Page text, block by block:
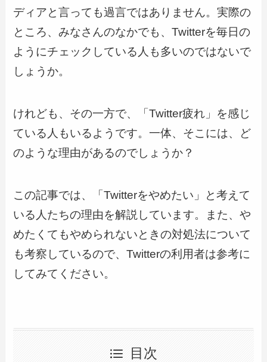
ディアと言っても過言ではありません。実際の
ところ、みなさんのなかでも、Twitterを毎日の
ようにチェックしている人も多いのではないで
しょうか。
けれども、その一方で、「Twitter疲れ」を感じ
ている人もいるようです。一体、そこには、ど
のような理由があるのでしょうか？
この記事では、「Twitterをやめたい」と考えて
いる人たちの理由を解説しています。また、や
めたくてもやめられないときの対処法について
も考察しているので、Twitterの利用者は参考に
してみてください。
目次